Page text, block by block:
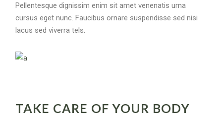
Pellentesque dignissim enim sit amet venenatis urna
cursus eget nunc. Faucibus ornare suspendisse sed nisi
lacus sed viverra tels.
TAKE CARE OF YOUR BODY